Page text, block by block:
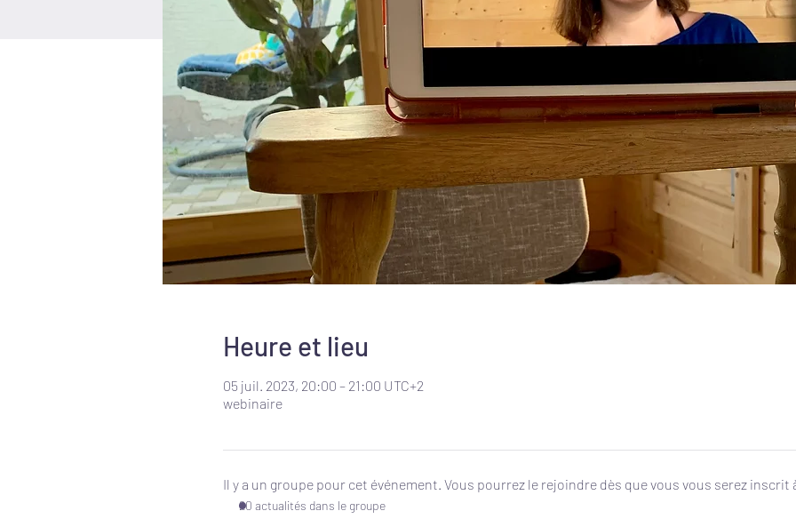
Heure et lieu
05 juil. 2023, 20:00 – 21:00 UTC+2
webinaire
Il y a un groupe pour cet événement. Vous pourrez le rejoindre dès que vous vous serez inscrit
20 actualités dans le groupe